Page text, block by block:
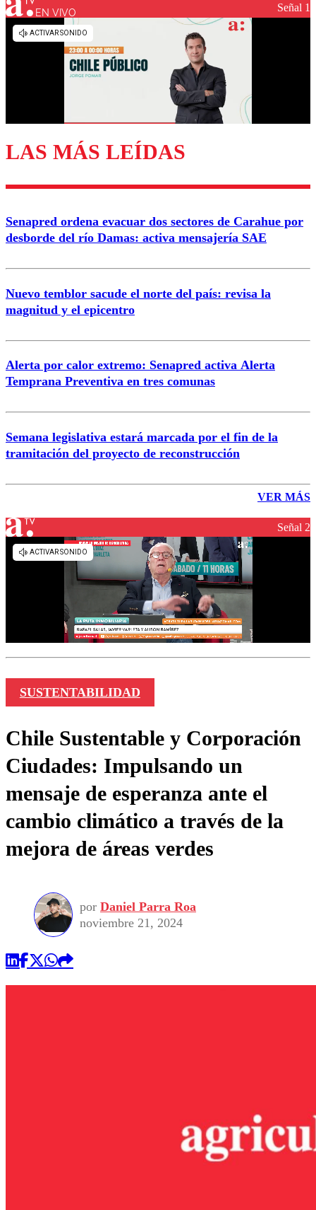
Los comentarios son moderados para garantizar un
diálogo respetuoso.
Enviar comentario
EN VIVO Señal 1
LAS MÁS LEÍDAS
Senapred ordena evacuar dos sectores de Carahue por
desborde del río Damas: activa mensajería SAE
Nuevo temblor sacude el norte del país: revisa la
magnitud y el epicentro
Alerta por calor extremo: Senapred activa Alerta
Temprana Preventiva en tres comunas
Semana legislativa estará marcada por el fin de la
tramitación del proyecto de reconstrucción
VER MÁS
Señal 2
SUSTENTABILIDAD
Chile Sustentable y Corporación
Ciudades: Impulsando un
mensaje de esperanza ante el
cambio climático a través de la
mejora de áreas verdes
por Daniel Parra Roa
noviembre 21, 2024